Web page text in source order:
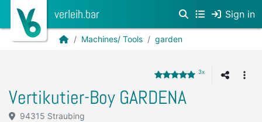
verleih.bar Sign in
Machines/ Tools garden
Vertikutier-Boy GARDENA
3x
94315 Straubing